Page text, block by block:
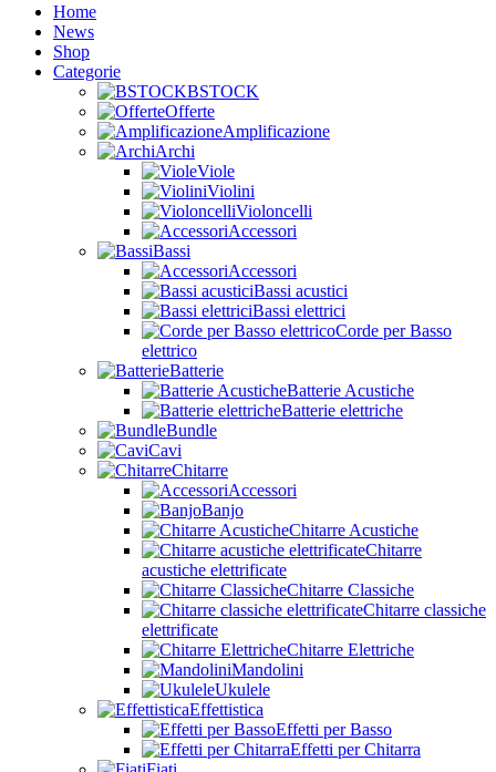
Home
News
Shop
Categorie
BSTOCK
Offerte
Amplificazione
Archi
Viole
Violini
Violoncelli
Accessori
Bassi
Accessori
Bassi acustici
Bassi elettrici
Corde per Basso
elettrico
Batterie
Batterie Acustiche
Batterie elettriche
Bundle
Cavi
Chitarre
Accessori
Banjo
Chitarre Acustiche
Chitarre
acustiche elettrificate
Chitarre Classiche
Chitarre classiche
elettrificate
Chitarre Elettriche
Mandolini
Ukulele
Effettistica
Effetti per Basso
Effetti per Chitarra